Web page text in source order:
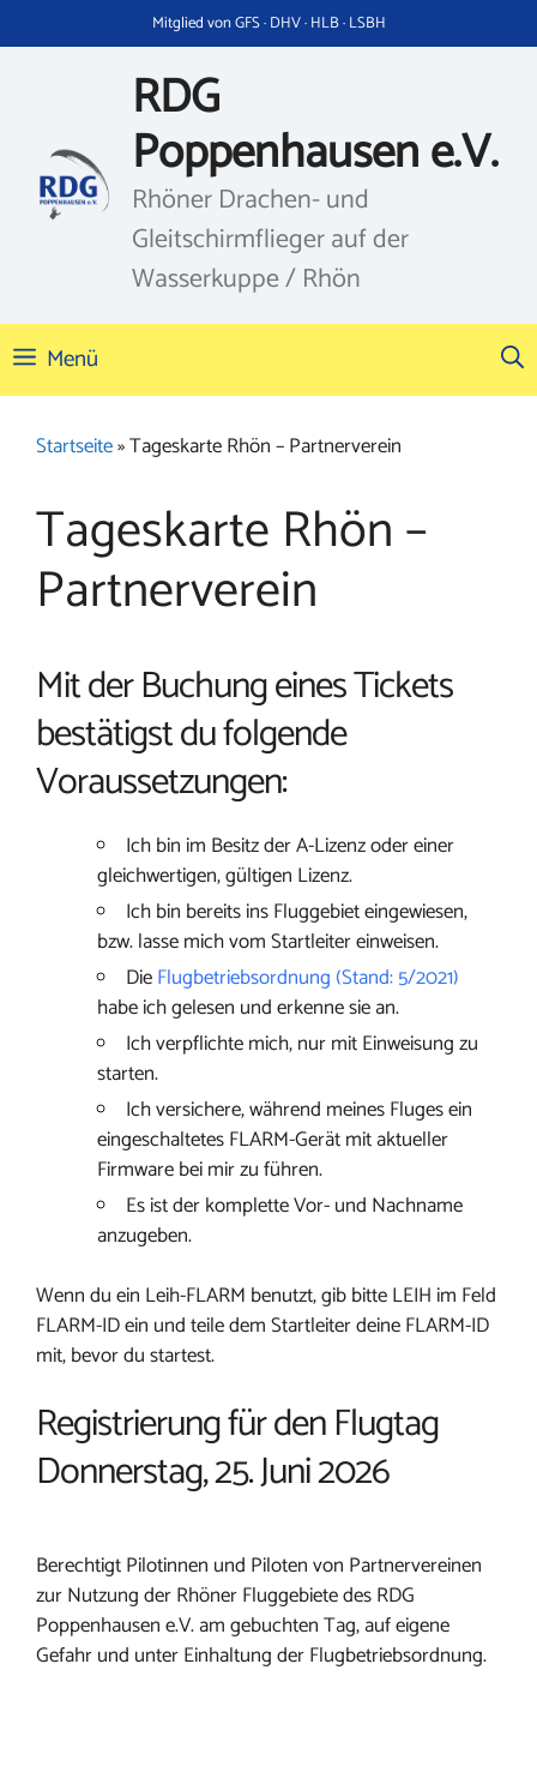
Inhalt
Mitglied von GFS · DHV · HLB · LSBH
RDG
Poppenhausen e.V.
Rhöner Drachen- und
Gleitschirmflieger auf der
Wasserkuppe / Rhön
Menü
Startseite»Tageskarte Rhön – Partnerverein
Tageskarte Rhön –
Partnerverein
Mit der Buchung eines Tickets
bestätigst du folgende
Voraussetzungen:
Ich bin im Besitz der A-Lizenz oder einer
gleichwertigen, gültigen Lizenz.
Ich bin bereits ins Fluggebiet eingewiesen,
bzw. lasse mich vom Startleiter einweisen.
DieFlugbetriebsordnung (Stand: 5/2021)
habe ich gelesen und erkenne sie an.
Ich verpflichte mich, nur mit Einweisung zu
starten.
Ich versichere, während meines Fluges ein
eingeschaltetes FLARM-Gerät mit aktueller
Firmware bei mir zu führen.
Es ist der komplette Vor- und Nachname
anzugeben.
Wenn du ein Leih-FLARM benutzt, gib bitte LEIH im Feld
FLARM-ID ein und teile dem Startleiter deine FLARM-ID
mit, bevor du startest.
Registrierung für den Flugtag
Donnerstag, 25. Juni 2026
Berechtigt Pilotinnen und Piloten von Partnervereinen
zur Nutzung der Rhöner Fluggebiete des RDG
Poppenhausen e.V. am gebuchten Tag, auf eigene
Gefahr und unter Einhaltung der Flugbetriebsordnung.